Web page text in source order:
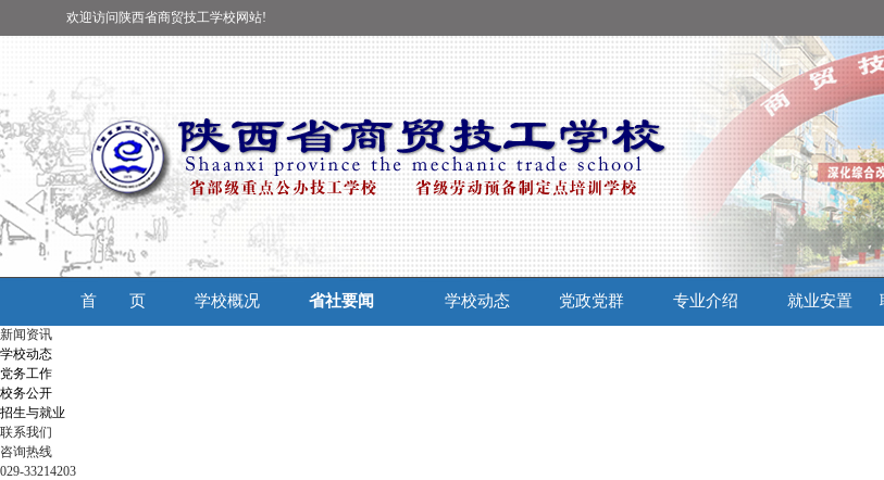
欢迎访问陕西省商贸技工学校网站!
首 页 学校概况 省社要闻 学校动态 党政党群 专业介绍 就业安置
新闻资讯
学校动态
党务工作
校务公开
招生与就业
联系我们
咨询热线
029-33214203